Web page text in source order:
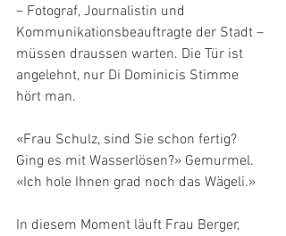
– Fotograf, Journalistin und
Kommunikationsbeauftragte der Stadt –
müssen draussen warten. Die Tür ist
angelehnt, nur Di Dominicis Stimme
hört man.
«Frau Schulz, sind Sie schon fertig?
Ging es mit Wasserlösen?» Gemurmel.
«Ich hole Ihnen grad noch das Wägeli.»
In diesem Moment läuft Frau Berger,